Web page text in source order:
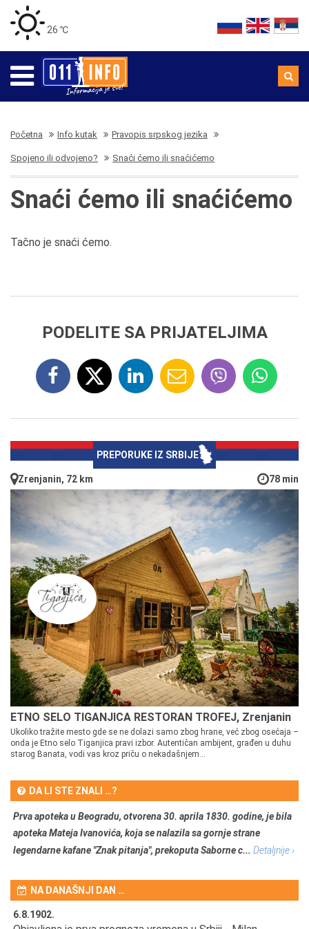
26 ℃
Početna Info kutak Pravopis srpskog jezika
Spojeno ili odvojeno? Snaći ćemo ili snaćićemo
Snaći ćemo ili snaćićemo
Tačno je snaći ćemo.
PODELITE SA PRIJATELJIMA
PREPORUKE IZ SRBIJE
Zrenjanin, 72 km 78 min
ETNO SELO TIGANJICA RESTORAN TROFEJ, Zrenjanin
Ukoliko tražite mesto gde se ne dolazi samo zbog hrane, već zbog osećaja –
onda je Etno selo Tiganjica pravi izbor. Autentičan ambijent, građen u duhu
starog Banata, vodi vas kroz priču o nekadašnjem...
DA LI STE ZNALI …?
Prva apoteka u Beogradu, otvorena 30. aprila 1830. godine, je bila
apoteka Mateja Ivanovića, koja se nalazila sa gornje strane
legendarne kafane "Znak pitanja", prekoputa Saborne c... Detaljnije ›
NA DANAŠNJI DAN …
6.8.1902.